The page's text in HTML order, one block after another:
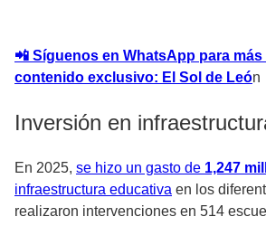
📲 Síguenos en WhatsApp para
contenido exclusivo: El Sol de León
Inversión en
En 2025, se hizo un gasto de 1,247
infraestructura educativa en los
realizaron intervenciones en 514